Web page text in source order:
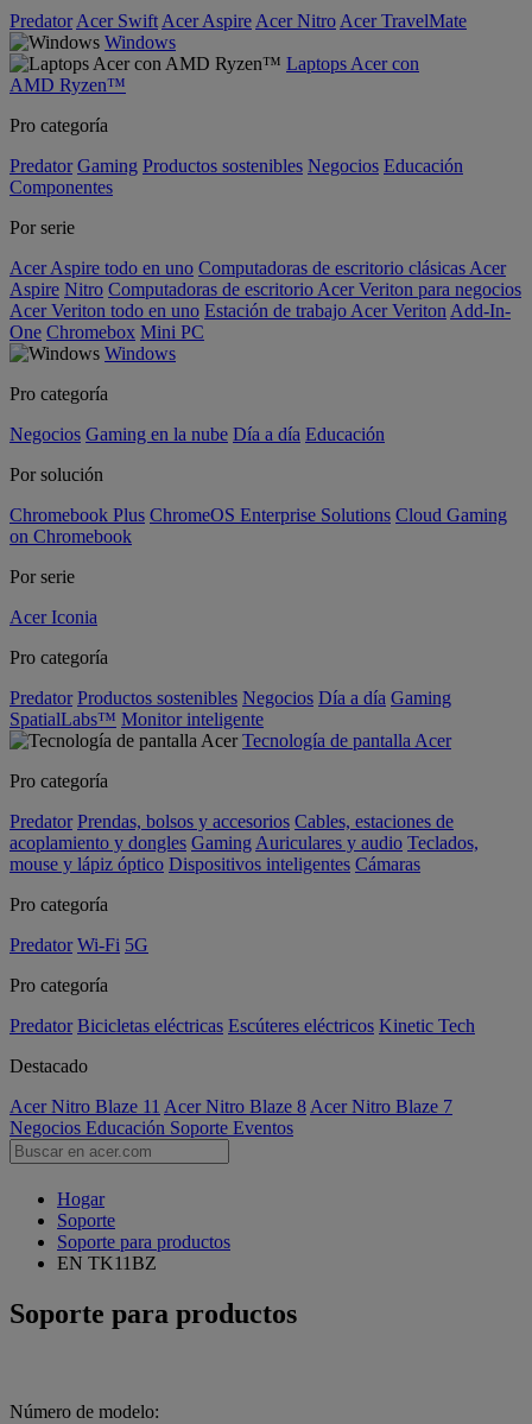
Predator Acer Swift Acer Aspire Acer Nitro Acer TravelMate
Windows
Laptops Acer con
AMD Ryzen™
Pro categoría
Predator Gaming Productos sostenibles Negocios Educación
Componentes
Por serie
Acer Aspire todo en uno Computadoras de escritorio clásicas Acer
Aspire Nitro Computadoras de escritorio Acer Veriton para negocios
Acer Veriton todo en uno Estación de trabajo Acer Veriton Add-In-
One Chromebox Mini PC
Windows
Pro categoría
Negocios Gaming en la nube Día a día Educación
Por solución
Chromebook Plus ChromeOS Enterprise Solutions Cloud Gaming
on Chromebook
Por serie
Acer Iconia
Pro categoría
Predator Productos sostenibles Negocios Día a día Gaming
SpatialLabs™ Monitor inteligente
Tecnología de pantalla Acer
Pro categoría
Predator Prendas, bolsos y accesorios Cables, estaciones de
acoplamiento y dongles Gaming Auriculares y audio Teclados,
mouse y lápiz óptico Dispositivos inteligentes Cámaras
Pro categoría
Predator Wi-Fi 5G
Pro categoría
Predator Bicicletas eléctricas Escúteres eléctricos Kinetic Tech
Destacado
Acer Nitro Blaze 11 Acer Nitro Blaze 8 Acer Nitro Blaze 7
Negocios Educación Soporte Eventos
Hogar
Soporte
Soporte para productos
EN TK11BZ
Soporte para productos
Número de modelo: